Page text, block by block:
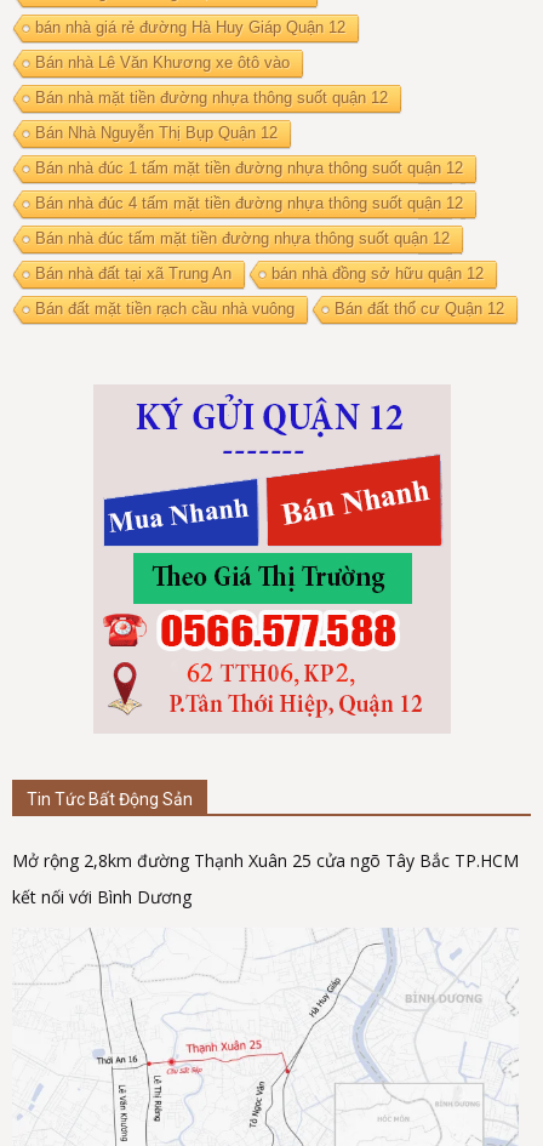
bán nhà giá rẻ đường Hà Huy Giáp Quận 12
Bán nhà Lê Văn Khương xe ôtô vào
Bán nhà mặt tiền đường nhựa thông suốt quận 12
Bán Nhà Nguyễn Thị Bụp Quận 12
Bán nhà đúc 1 tấm mặt tiền đường nhựa thông suốt quận 12
Bán nhà đúc 4 tấm mặt tiền đường nhựa thông suốt quận 12
Bán nhà đúc tấm mặt tiền đường nhựa thông suốt quận 12
Bán nhà đất tại xã Trung An
bán nhà đồng sở hữu quận 12
Bán đất mặt tiền rạch cầu nhà vuông
Bán đất thổ cư Quận 12
Tin Tức Bất Động Sản
Mở rộng 2,8km đường Thạnh Xuân 25 cửa ngõ Tây Bắc TP.HCM
kết nối với Bình Dương